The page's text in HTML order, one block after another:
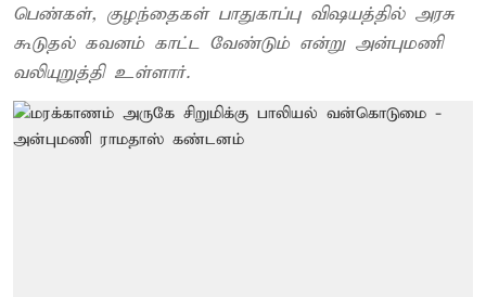
பெண்கள், குழந்தைகள் பாதுகாப்பு விஷயத்தில் அரசு
கூடுதல் கவனம் காட்ட வேண்டும் என்று அன்புமணி
வலியுறுத்தி உள்ளார்.